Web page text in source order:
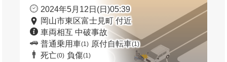
2024年5月12日(日)05:39
岡山市東区富士見町 付近
車両相互 中破事故
普通乗用車(1) 原付自転車(1)
死亡(0) 負傷(1)